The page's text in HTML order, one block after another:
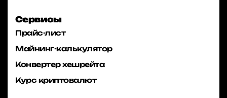
Сервисы
Прайс-лист
Майнинг-калькулятор
Конвертер хешрейта
Курс криптовалют